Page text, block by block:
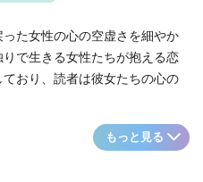
た女性の心の空虚さを細やか
で生きる女性たちが抱える恋
おり、読者は彼女たちの心の
もっと見る